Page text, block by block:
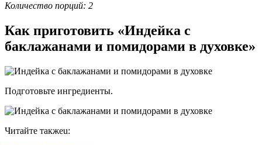
Количество порций: 2
Как приготовить «Индейка с
баклажанами и помидорами в духовке»
Подготовьте ингредиенты.
Читайте такжеu: